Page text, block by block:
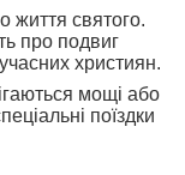
життя святого.
про подвиг
християн.
мощі або
поїздки